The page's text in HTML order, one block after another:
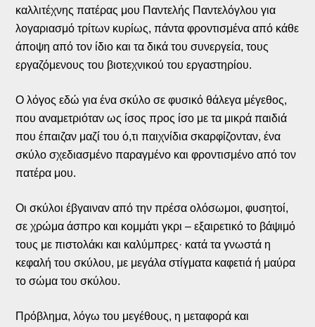
καλλιτέχνης πατέρας μου Παντελής Παντελόγλου για
λογαριασμό τρίτων κυρίως, πάντα φροντισμένα από κάθε
άποψη από τον ίδιο και τα δικά του συνεργεία, τους
εργαζόμενους του βιοτεχνικού του εργαστηρίου.
Ο λόγος εδώ για ένα σκύλο σε φυσικό θάλεγα μέγεθος,
που αναμετριόταν ως ίσος προς ίσο με τα μικρά παιδιά
που έπαιζαν μαζί του ό,τι παιχνίδια σκαρφίζονταν, ένα
σκύλο σχεδιασμένο παραγμένο και φροντισμένο από τον
πατέρα μου.
Οι σκύλοι έβγαιναν από την πρέσα ολόσωμοι, φυσητοί,
σε χρώμα άσπρο και κομμάτι γκρι – εξαιρετικό το βάψιμό
τους με πιστολάκι και καλύμπρες· κατά τα γνωστά η
κεφαλή του σκύλου, με μεγάλα στίγματα καφετιά ή μαύρα
το σώμα του σκύλου.
Πρόβλημα, λόγω του μεγέθους, η μεταφορά και